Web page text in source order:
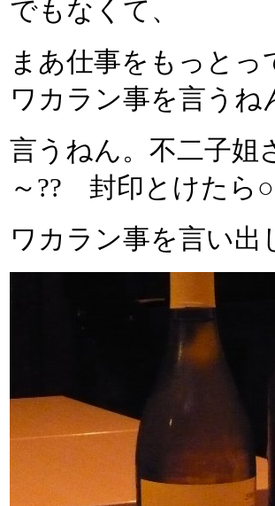
でもなくて、
まあ仕事をもっと
ワカラン事を言う
言うねん。不二子姐
～?? 封印とけたら
ワカラン事を言い